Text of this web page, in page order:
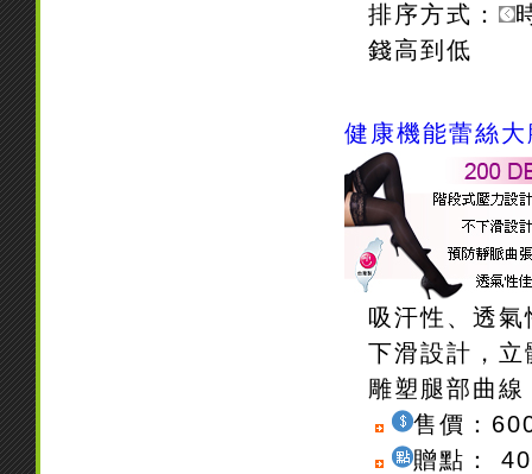
排序方式：
錢高到低
健康機能蕾絲
吸汗性、透
下滑設計，
雕塑腿部曲
售價：
贈點：